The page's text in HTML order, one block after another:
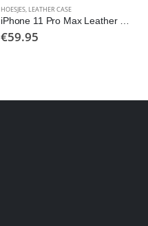
HOESJES, LEATHER CASE
€59.95